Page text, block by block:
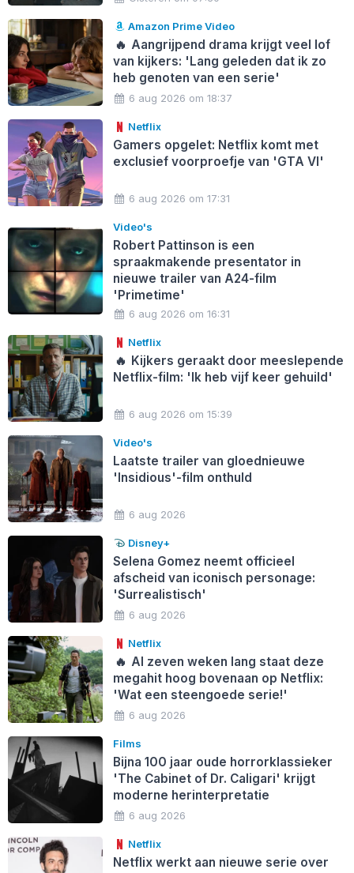
Amazon Prime Video
🔥 Aangrijpend drama krijgt veel lof
van kijkers: 'Lang geleden dat ik zo
heb genoten van een serie'
6 aug 2026 om 18:37
Netflix
Gamers opgelet: Netflix komt met
exclusief voorproefje van 'GTA VI'
6 aug 2026 om 17:31
Video's
Robert Pattinson is een
spraakmakende presentator in
nieuwe trailer van A24-film
'Primetime'
6 aug 2026 om 16:31
Netflix
🔥 Kijkers geraakt door meeslepende
Netflix-film: 'Ik heb vijf keer gehuild'
6 aug 2026 om 15:39
Video's
Laatste trailer van gloednieuwe
'Insidious'-film onthuld
6 aug 2026
Disney+
Selena Gomez neemt officieel
afscheid van iconisch personage:
'Surrealistisch'
6 aug 2026
Netflix
🔥 Al zeven weken lang staat deze
megahit hoog bovenaan op Netflix:
'Wat een steengoede serie!'
6 aug 2026
Films
Bijna 100 jaar oude horrorklassieker
'The Cabinet of Dr. Caligari' krijgt
moderne herinterpretatie
6 aug 2026
Netflix
Netflix werkt aan nieuwe serie over